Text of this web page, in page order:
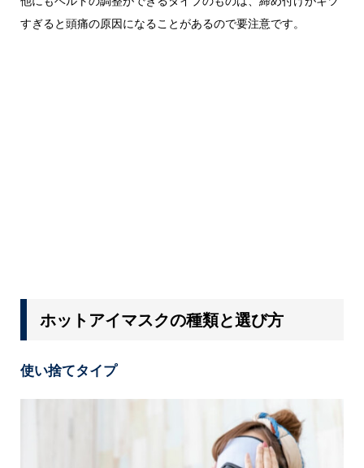
すぎると頭痛の原因になることがあるので要注意です。
ホットアイマスクの種類と選び方
使い捨てタイプ